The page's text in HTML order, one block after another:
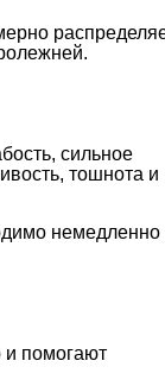
сильное
тошнота и
немедленно
и помогают